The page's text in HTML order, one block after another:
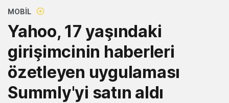
MOBIL
Yahoo, 17 yaşındaki
girişimcinin haberleri
özetleyen uygulaması
Summly'yi satın aldı